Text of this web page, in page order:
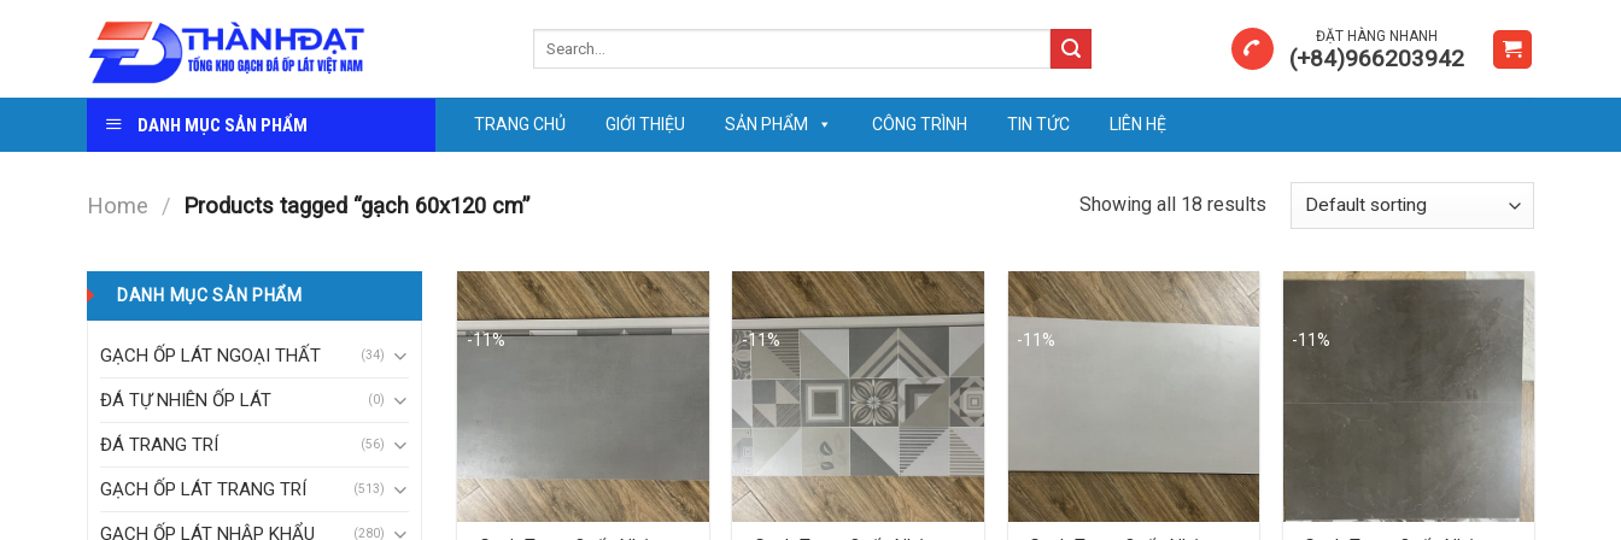
ĐẶT HÀNG NHANH
(+84)966203942
DANH MỤC SẢN PHẨM TRANG CHỦ GIỚI THIỆU SẢN PHẨM CÔNG TRÌNH TIN TỨC LIÊN HỆ
Home / Products tagged “gạch 60x120 cm” Showing all 18 results
DANH MỤC SẢN PHẨM
GẠCH ỐP LÁT NGOẠI THẤT (34)
ĐÁ TỰ NHIÊN ỐP LÁT (0)
ĐÁ TRANG TRÍ (56)
GẠCH ỐP LÁT TRANG TRÍ (513)
GẠCH ỐP LÁT NHẬP KHẨU (280)
-11% -11% -11% -11%